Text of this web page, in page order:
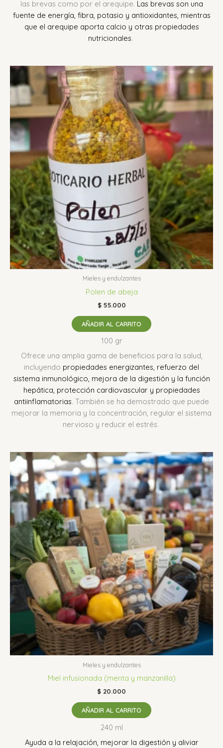
las brevas como por el arequipe. Las brevas son una
fuente de energía, fibra, potasio y antioxidantes, mientras
que el arequipe aporta calcio y otras propiedades
nutricionales.
Mieles y endulzantes
Polen de abeja
$55.000
AÑADIR AL CARRITO
100 gr
Ofrece una amplia gama de beneficios para la salud,
incluyendo propiedades energizantes, refuerzo del
sistema inmunológico, mejora de la digestión y la función
hepática, protección cardiovascular y propiedades
antiinflamatorias. También se ha demostrado que puede
mejorar la memoria y la concentración, regular el sistema
nervioso y reducir el estrés.
Mieles y endulzantes
Miel infusionada (menta y manzanilla)
$ 20.000
AÑADIR AL CARRITO
240 ml
Ayuda a la relajación, mejorar la digestión y aliviar